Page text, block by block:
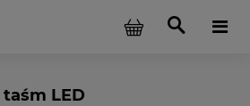
LED